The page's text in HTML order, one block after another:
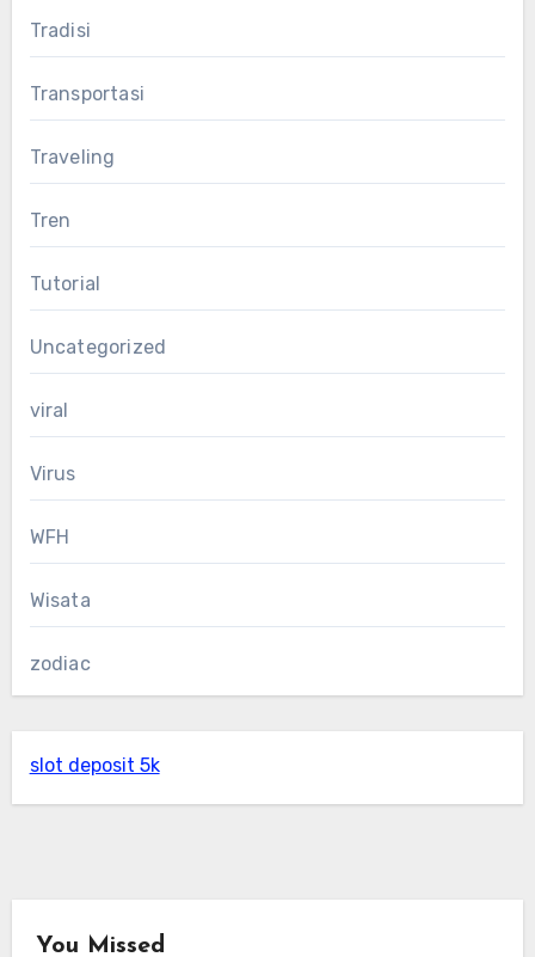
Tradisi
Transportasi
Traveling
Tren
Tutorial
Uncategorized
viral
Virus
WFH
Wisata
zodiac
slot deposit 5k
You Missed